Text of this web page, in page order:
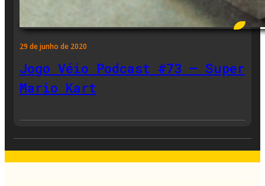
29 de junho de 2020
Jogo Véio Podcast #73 – Super
Mario Kart